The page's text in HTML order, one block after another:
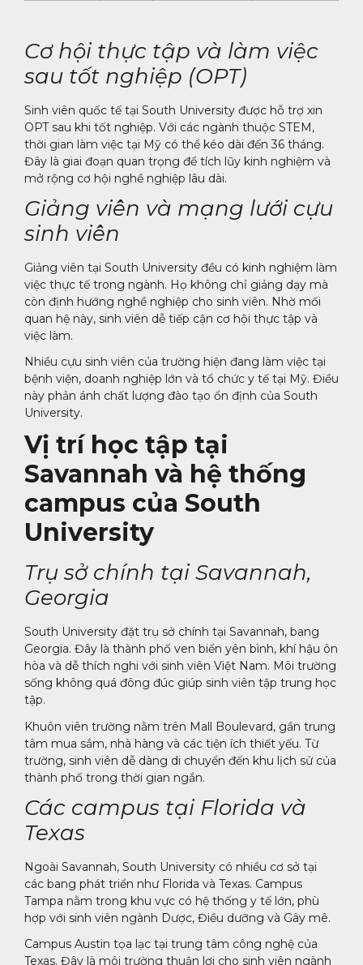
Cơ hội thực tập và làm việc
sau tốt nghiệp (OPT)
Sinh viên quốc tế tại South University được hỗ trợ xin
OPT sau khi tốt nghiệp. Với các ngành thuộc STEM,
thời gian làm việc tại Mỹ có thể kéo dài đến 36 tháng.
Đây là giai đoạn quan trọng để tích lũy kinh nghiệm và
mở rộng cơ hội nghề nghiệp lâu dài.
Giảng viên và mạng lưới cựu
sinh viên
Giảng viên tại South University đều có kinh nghiệm làm
việc thực tế trong ngành. Họ không chỉ giảng dạy mà
còn định hướng nghề nghiệp cho sinh viên. Nhờ mối
quan hệ này, sinh viên dễ tiếp cận cơ hội thực tập và
việc làm.
Nhiều cựu sinh viên của trường hiện đang làm việc tại
bệnh viện, doanh nghiệp lớn và tổ chức y tế tại Mỹ. Điều
này phản ánh chất lượng đào tạo ổn định của South
University.
Vị trí học tập tại
Savannah và hệ thống
campus của South
University
Trụ sở chính tại Savannah,
Georgia
South University đặt trụ sở chính tại Savannah, bang
Georgia. Đây là thành phố ven biển yên bình, khí hậu ôn
hòa và dễ thích nghi với sinh viên Việt Nam. Môi trường
sống không quá đông đúc giúp sinh viên tập trung học
tập.
Khuôn viên trường nằm trên Mall Boulevard, gần trung
tâm mua sắm, nhà hàng và các tiện ích thiết yếu. Từ
trường, sinh viên dễ dàng di chuyển đến khu lịch sử của
thành phố trong thời gian ngắn.
Các campus tại Florida và
Texas
Ngoài Savannah, South University có nhiều cơ sở tại
các bang phát triển như Florida và Texas. Campus
Tampa nằm trong khu vực có hệ thống y tế lớn, phù
hợp với sinh viên ngành Dược, Điều dưỡng và Gây mê.
Campus Austin tọa lạc tại trung tâm công nghệ của
Texas. Đây là môi trường thuận lợi cho sinh viên ngành